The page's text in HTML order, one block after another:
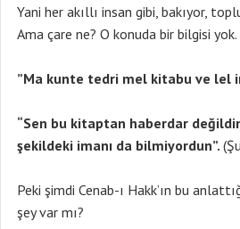
Yani her akıllı insan gibi, bakıyor,
Ama çare ne? O konuda bir bilgisi yok.
”Ma kunte tedri mel kitabu ve lel
“Sen bu kitaptan haberdar de
şekildeki imanı da bilmiyordun”.
Peki şimdi Cenab-ı Hakk’ın bu
şey var mı?